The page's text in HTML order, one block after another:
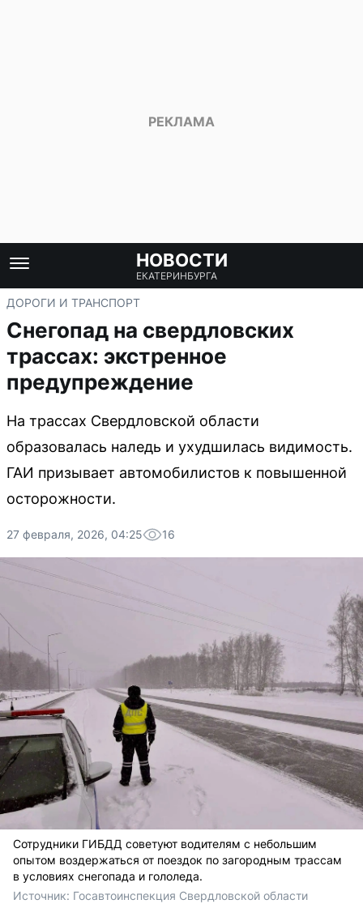
НОВОСТИ
ЕКАТЕРИНБУРГА
ДОРОГИ И ТРАНСПОРТ
Снегопад на свердловских
трассах: экстренное
предупреждение
На трассах Свердловской области
образовалась наледь и ухудшилась видимость.
ГАИ призывает автомобилистов к повышенной
осторожности.
27 февраля, 2026, 04:25 16
Сотрудники ГИБДД советуют водителям с небольшим
опытом воздержаться от поездок по загородным трассам
в условиях снегопада и гололеда.
Источник: Госавтоинспекция Свердловской области